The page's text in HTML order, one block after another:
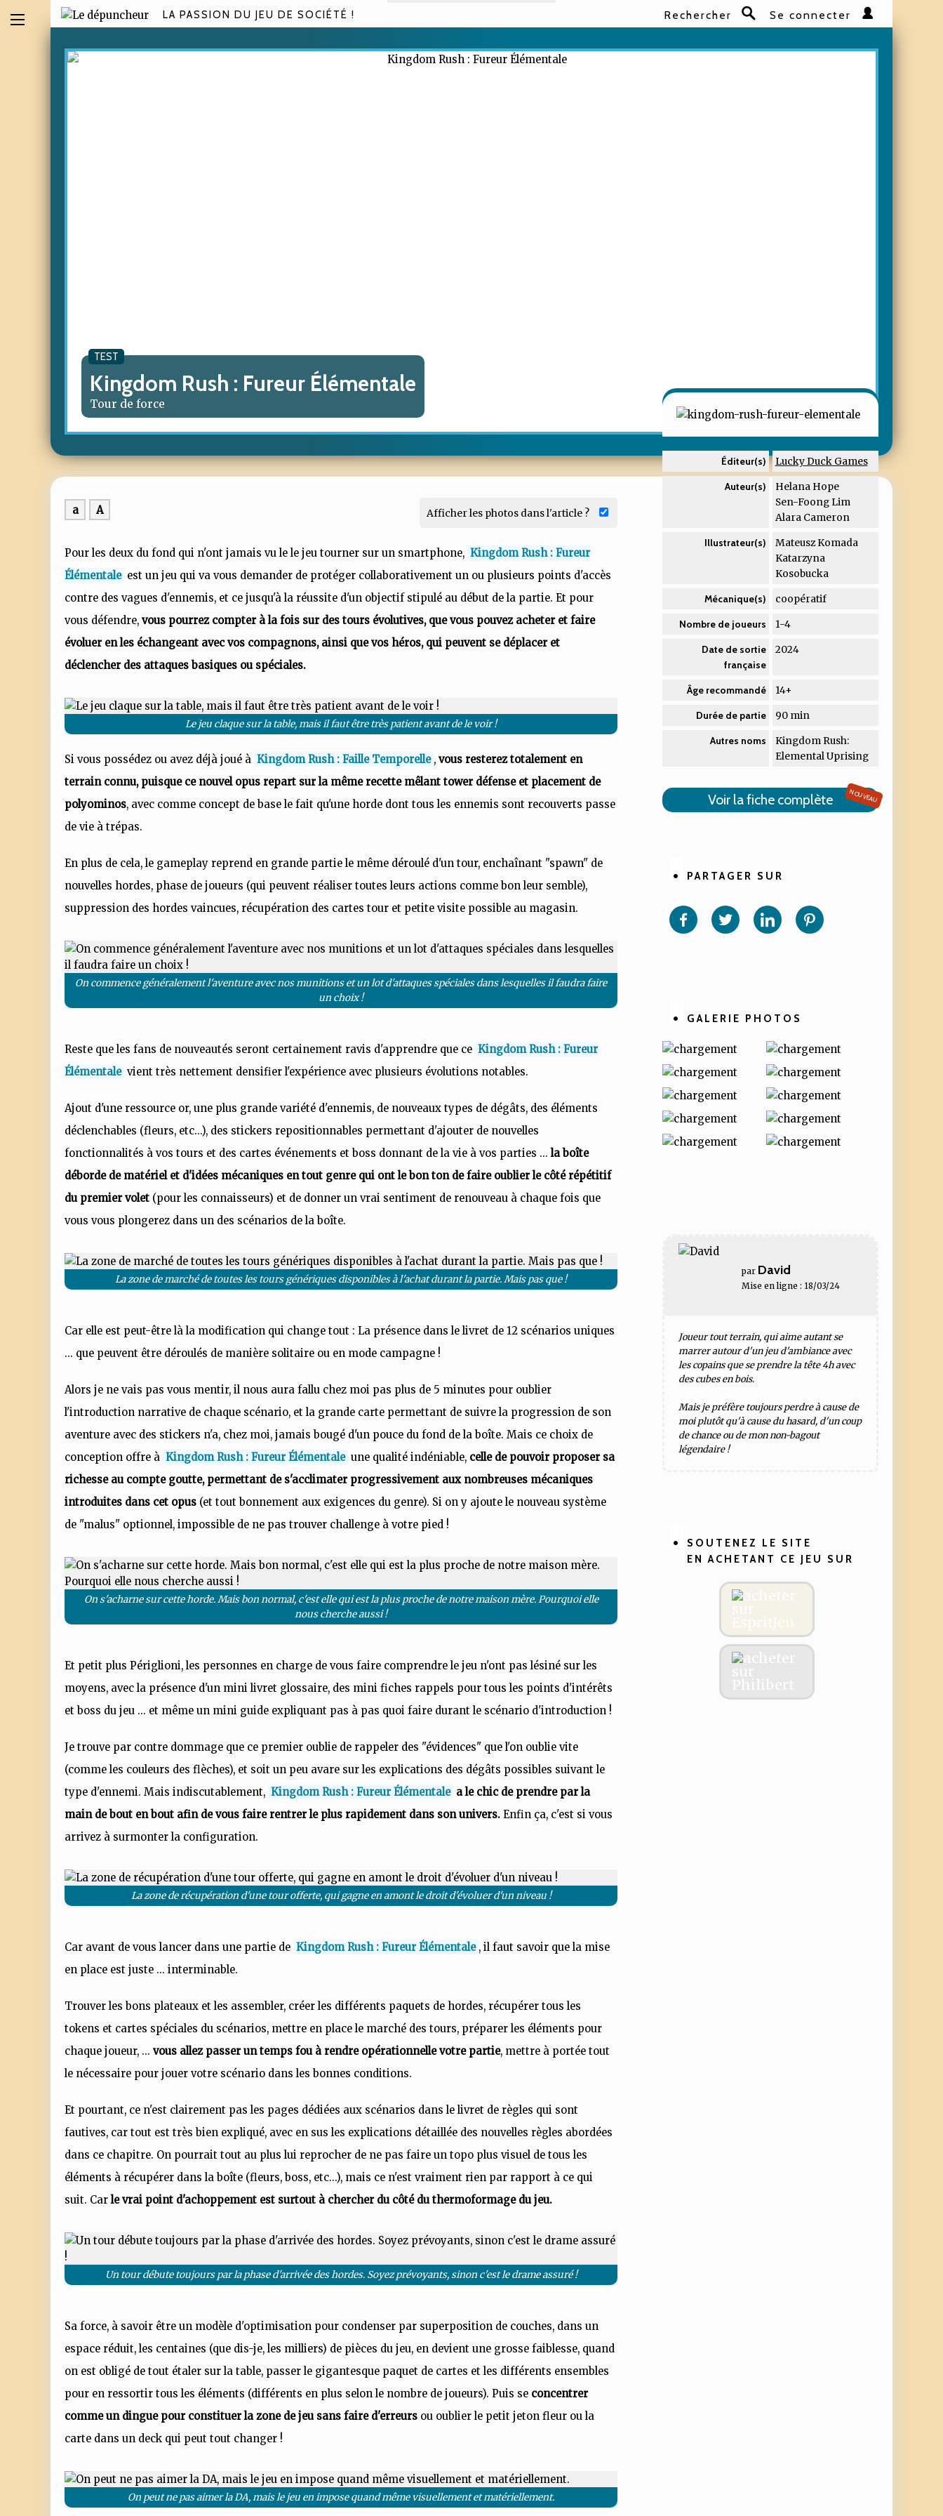
LA PASSION DU JEU DE SOCIÉTÉ ! Rechercher Se connecter
TEST
Kingdom Rush : Fureur Élémentale
Tour de force
a A Afficher les photos dans l'article ?
Pour les deux du fond qui n'ont jamais vu le le jeu tourner sur un smartphone, Kingdom Rush : Fureur
Élémentale est un jeu qui va vous demander de protéger collaborativement un ou plusieurs points d'accès
contre des vagues d'ennemis, et ce jusqu'à la réussite d'un objectif stipulé au début de la partie. Et pour
vous défendre, vous pourrez compter à la fois sur des tours évolutives, que vous pouvez acheter et faire
évoluer en les échangeant avec vos compagnons, ainsi que vos héros, qui peuvent se déplacer et
déclencher des attaques basiques ou spéciales.
Le jeu claque sur la table, mais il faut être très patient avant de le voir !
Si vous possédez ou avez déjà joué à Kingdom Rush : Faille Temporelle , vous resterez totalement en
terrain connu, puisque ce nouvel opus repart sur la même recette mêlant tower défense et placement de
polyominos, avec comme concept de base le fait qu'une horde dont tous les ennemis sont recouverts passe
de vie à trépas.
En plus de cela, le gameplay reprend en grande partie le même déroulé d'un tour, enchaînant "spawn" de
nouvelles hordes, phase de joueurs (qui peuvent réaliser toutes leurs actions comme bon leur semble),
suppression des hordes vaincues, récupération des cartes tour et petite visite possible au magasin.
On commence généralement l'aventure avec nos munitions et un lot d'attaques spéciales dans lesquelles il faudra faire
un choix !
Reste que les fans de nouveautés seront certainement ravis d'apprendre que ce Kingdom Rush : Fureur
Élémentale vient très nettement densifier l'expérience avec plusieurs évolutions notables.
Ajout d'une ressource or, une plus grande variété d'ennemis, de nouveaux types de dégâts, des éléments
déclenchables (fleurs, etc...), des stickers repositionnables permettant d'ajouter de nouvelles
fonctionnalités à vos tours et des cartes événements et boss donnant de la vie à vos parties ...la boîte
déborde de matériel et d'idées mécaniques en tout genre qui ont le bon ton de faire oublier le côté répétitif
du premier volet (pour les connaisseurs) et de donner un vrai sentiment de renouveau à chaque fois que
vous vous plongerez dans un des scénarios de la boîte.
La zone de marché de toutes les tours génériques disponibles à l'achat durant la partie. Mais pas que !
Car elle est peut-être là la modification qui change tout : La présence dans le livret de 12 scénarios uniques
... que peuvent être déroulés de manière solitaire ou en mode campagne !
Alors je ne vais pas vous mentir, il nous aura fallu chez moi pas plus de 5 minutes pour oublier
l'introduction narrative de chaque scénario, et la grande carte permettant de suivre la progression de son
aventure avec des stickers n'a, chez moi, jamais bougé d'un pouce du fond de la boîte. Mais ce choix de
conception offre à Kingdom Rush : Fureur Élémentale une qualité indéniable, celle de pouvoir proposer sa
richesse au compte goutte, permettant de s'acclimater progressivement aux nombreuses mécaniques
introduites dans cet opus (et tout bonnement aux exigences du genre). Si on y ajoute le nouveau système
de "malus" optionnel, impossible de ne pas trouver challenge à votre pied !
On s'acharne sur cette horde. Mais bon normal, c'est elle qui est la plus proche de notre maison mère. Pourquoi elle
nous cherche aussi !
Et petit plus Périglioni, les personnes en charge de vous faire comprendre le jeu n'ont pas lésiné sur les
moyens, avec la présence d'un mini livret glossaire, des mini fiches rappels pour tous les points d'intérêts
et boss du jeu ... et même un mini guide expliquant pas à pas quoi faire durant le scénario d'introduction !
Je trouve par contre dommage que ce premier oublie de rappeler des "évidences" que l'on oublie vite
(comme les couleurs des flèches), et soit un peu avare sur les explications des dégâts possibles suivant le
type d'ennemi. Mais indiscutablement, Kingdom Rush : Fureur Élémentale a le chic de prendre par la
main de bout en bout afin de vous faire rentrer le plus rapidement dans son univers. Enfin ça, c'est si vous
arrivez à surmonter la configuration.
La zone de récupération d'une tour offerte, qui gagne en amont le droit d'évoluer d'un niveau !
Car avant de vous lancer dans une partie de Kingdom Rush : Fureur Élémentale , il faut savoir que la mise
en place est juste ... interminable.
Trouver les bons plateaux et les assembler, créer les différents paquets de hordes, récupérer tous les
tokens et cartes spéciales du scénarios, mettre en place le marché des tours, préparer les éléments pour
chaque joueur, ... vous allez passer un temps fou à rendre opérationnelle votre partie, mettre à portée tout
le nécessaire pour jouer votre scénario dans les bonnes conditions.
Et pourtant, ce n'est clairement pas les pages dédiées aux scénarios dans le livret de règles qui sont
fautives, car tout est très bien expliqué, avec en sus les explications détaillée des nouvelles règles abordées
dans ce chapitre. On pourrait tout au plus lui reprocher de ne pas faire un topo plus visuel de tous les
éléments à récupérer dans la boîte (fleurs, boss, etc...), mais ce n'est vraiment rien par rapport à ce qui
suit. Carle vrai point d'achoppement est surtout à chercher du côté du thermoformage du jeu.
Un tour débute toujours par la phase d'arrivée des hordes. Soyez prévoyants, sinon c'est le drame assuré !
Sa force, à savoir être un modèle d'optimisation pour condenser par superposition de couches, dans un
espace réduit, les centaines (que dis-je, les milliers) de pièces du jeu, en devient une grosse faiblesse, quand
on est obligé de tout étaler sur la table, passer le gigantesque paquet de cartes et les différents ensembles
pour en ressortir tous les éléments (différents en plus selon le nombre de joueurs). Puis se concentrer
comme un dingue pour constituer la zone de jeu sans faire d'erreurs ou oublier le petit jeton fleur ou la
carte dans un deck qui peut tout changer !
On peut ne pas aimer la DA, mais le jeu en impose quand même visuellement et matériellement.
Éditeur(s) Lucky Duck Games
Auteur(s)
Helana Hope
Sen-Foong Lim
Alara Cameron
Illustrateur(s)
Mateusz Komada
Katarzyna
Kosobucka
Mécanique(s) coopératif
Nombre de joueurs 1-4
Date de sortie
française
2024
Âge recommandé 14+
Durée de partie 90 min
Autres noms
Kingdom Rush:
Elemental Uprising
Voir la fiche complète NOUVEAU
PARTAGER SUR
sur sur sur
GALERIE PHOTOS
par David
Mise en ligne : 18/03/24
Joueur tout terrain, qui aime autant se
marrer autour d'un jeu d'ambiance avec
les copains que se prendre la tête 4h avec
des cubes en bois.
Mais je préfère toujours perdre à cause de
moi plutôt qu'à cause du hasard, d'un coup
de chance ou de mon non-bagout
légendaire !
SOUTENEZ LE SITE
EN ACHETANT CE JEU SUR